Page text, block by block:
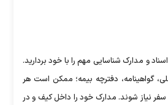
و مدارک شناسایی مهم را با خود بردارید.
گواهینامه، دفترچه بیمه؛ ممکن است هر
نیاز شوند. مدارک خود را داخل کیف و در